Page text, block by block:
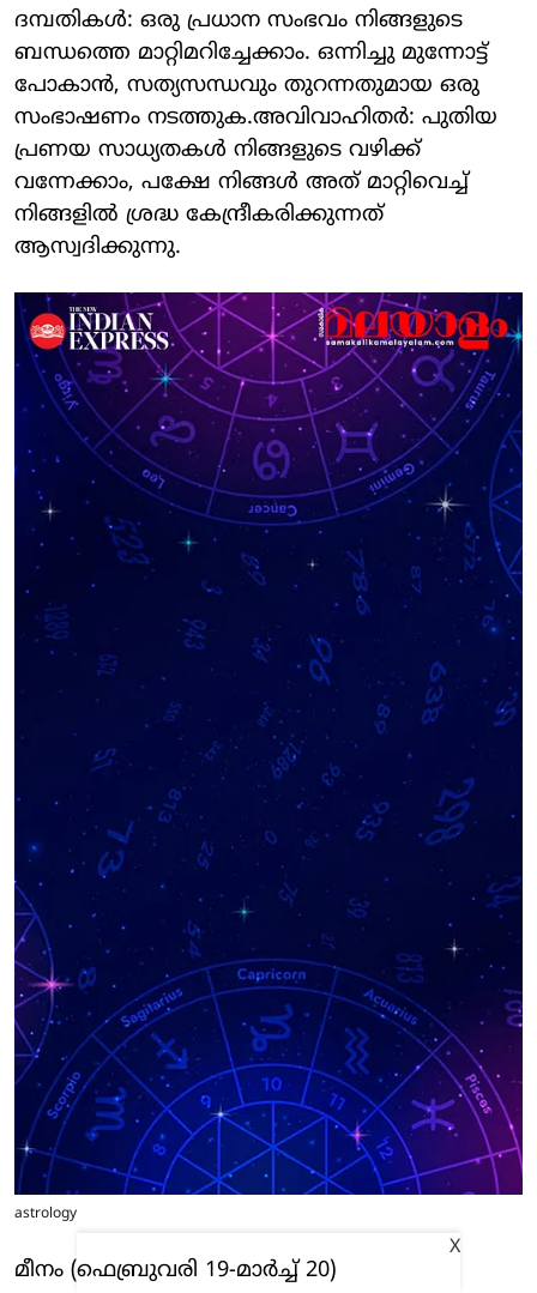
ദമ്പതികള്‍: ഒരു പ്രധാന സംഭവം നിങ്ങളുടെ
ബന്ധത്തെ മാറ്റിമറിച്ചേക്കാം. ഒന്നിച്ചു മുന്നോട്ട്
പോകാന്‍, സത്യസന്ധവും തുറന്നതുമായ ഒരു
സംഭാഷണം നടത്തുക.അവിവാഹിതര്‍: പുതിയ
പ്രണയ സാധ്യതകള്‍ നിങ്ങളുടെ വഴിക്ക്
വന്നേക്കാം, പക്ഷേ നിങ്ങള്‍ അത് മാറ്റിവെച്ച്
നിങ്ങളില്‍ ശ്രദ്ധ കേന്ദ്രീകരിക്കുന്നത്
ആസ്വദിക്കുന്നു.
astrology
മീനം (ഫെബ്രുവരി 19-മാര്‍ച്ച് 20)
X